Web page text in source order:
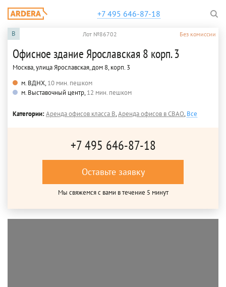
+7 495 646-87-18
B Лот №86702 Без комиссии
Офисное здание Ярославская 8 корп. 3
Москва, улица Ярославская, дом 8, корп. 3
м. ВДНХ,10 мин. пешком
м. Выставочный центр,12 мин. пешком
Категории:Аренда офисов класса B,Аренда офисов в СВАО,Все
+7 495 646-87-18
Оставьте заявку
Мы свяжемся с вами в течение 5 минут